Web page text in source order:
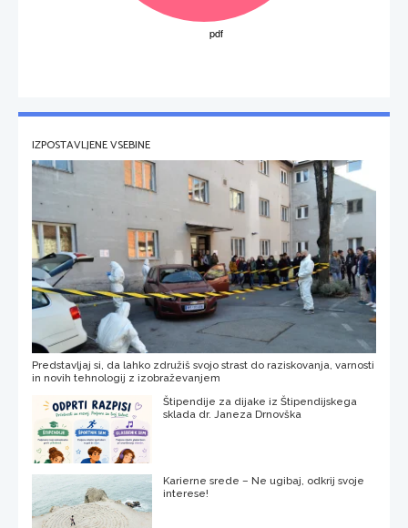
IZPOSTAVLJENE VSEBINE
Predstavljaj si, da lahko združiš svojo strast do raziskovanja, varnosti
in novih tehnologij z izobraževanjem
Štipendije za dijake iz Štipendijskega
sklada dr. Janeza Drnovška
Karierne srede – Ne ugibaj, odkrij svoje
interese!